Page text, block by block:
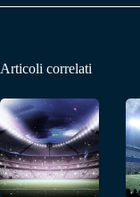
Articoli correlati